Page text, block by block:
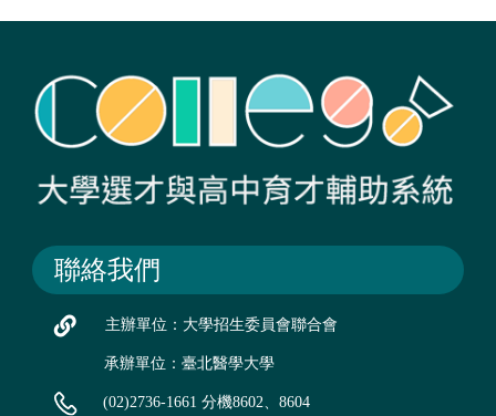
聯絡我們
主辦單位：大學招生委員會聯合會
承辦單位：臺北醫學大學
(02)2736-1661 分機8602、8604